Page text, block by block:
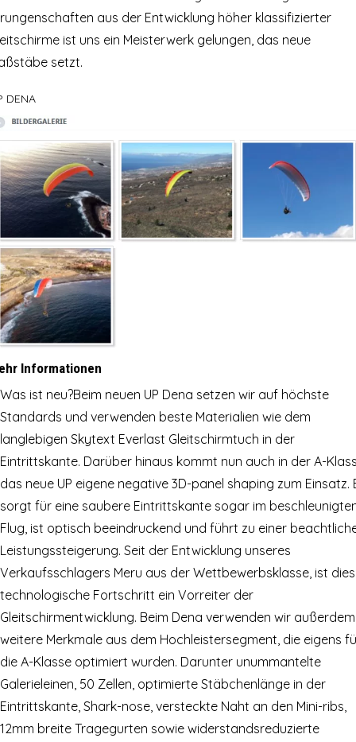
aus der Entwicklung höher klassifizierter
ist uns ein Meisterwerk gelungen, das neue
setzt.
DENA
Informationen
Was ist neu?Beim neuen UP Dena setzen wir auf höchste
Standards und verwenden beste Materialien wie dem
langlebigen Skytext Everlast Gleitschirmtuch in der
Eintrittskante. Darüber hinaus kommt nun auch in der A-
das neue UP eigene negative 3D-panel shaping zum Einsatz.
sorgt für eine saubere Eintrittskante sogar im
Flug, ist optisch beeindruckend und führt zu einer
Leistungssteigerung. Seit der Entwicklung unseres
Verkaufsschlagers Meru aus der Wettbewerbsklasse, ist
technologische Fortschritt ein Vorreiter der
Gleitschirmentwicklung. Beim Dena verwenden wir außerdem
weitere Merkmale aus dem Hochleistersegment, die eigens
die A-Klasse optimiert wurden. Darunter unummantelte
Galerieleinen, 50 Zellen, optimierte Stäbchenlänge in der
Eintrittskante, Shark-nose, versteckte Naht an den Mini-ribs,
12mm breite Tragegurten sowie widerstandsreduzierte